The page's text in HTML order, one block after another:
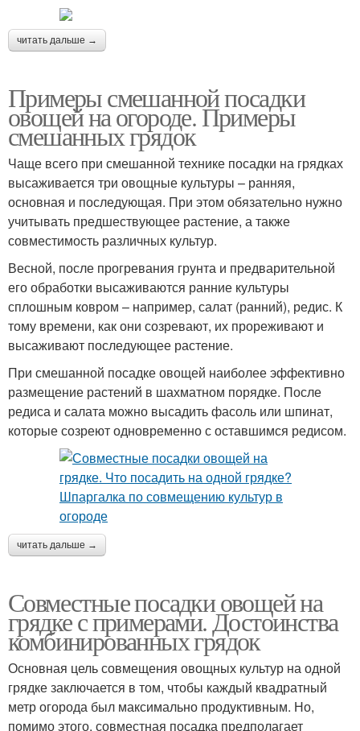
читать дальше →
Примеры смешанной посадки
овощей на огороде. Примеры
смешанных грядок
Чаще всего при смешанной технике посадки на грядках
высаживается три овощные культуры – ранняя,
основная и последующая. При этом обязательно нужно
учитывать предшествующее растение, а также
совместимость различных культур.
Весной, после прогревания грунта и предварительной
его обработки высаживаются ранние культуры
сплошным ковром – например, салат (ранний), редис. К
тому времени, как они созревают, их прореживают и
высаживают последующее растение.
При смешанной посадке овощей наиболее эффективно
размещение растений в шахматном порядке. После
редиса и салата можно высадить фасоль или шпинат,
которые созреют одновременно с оставшимся редисом.
читать дальше →
Совместные посадки овощей на
грядке с примерами. Достоинства
комбинированных грядок
Основная цель совмещения овощных культур на одной
грядке заключается в том, чтобы каждый квадратный
метр огорода был максимально продуктивным. Но,
помимо этого, совместная посадка предполагает